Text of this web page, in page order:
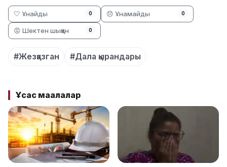
🤍 Ұнайды 0 😞 Ұнамайды 0
😡 Шектен шыққан 0
#Жезқазган #Дала қырандары
Ұқсас мақалалар